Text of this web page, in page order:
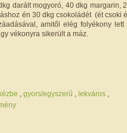
darált mogyoró, 40 dkg margarin,
én 30 dkg csokoládét (ét csoki
amitől elég folyékony lett
vékonyra sikerült a máz.
gyors/egyszerű lekváros